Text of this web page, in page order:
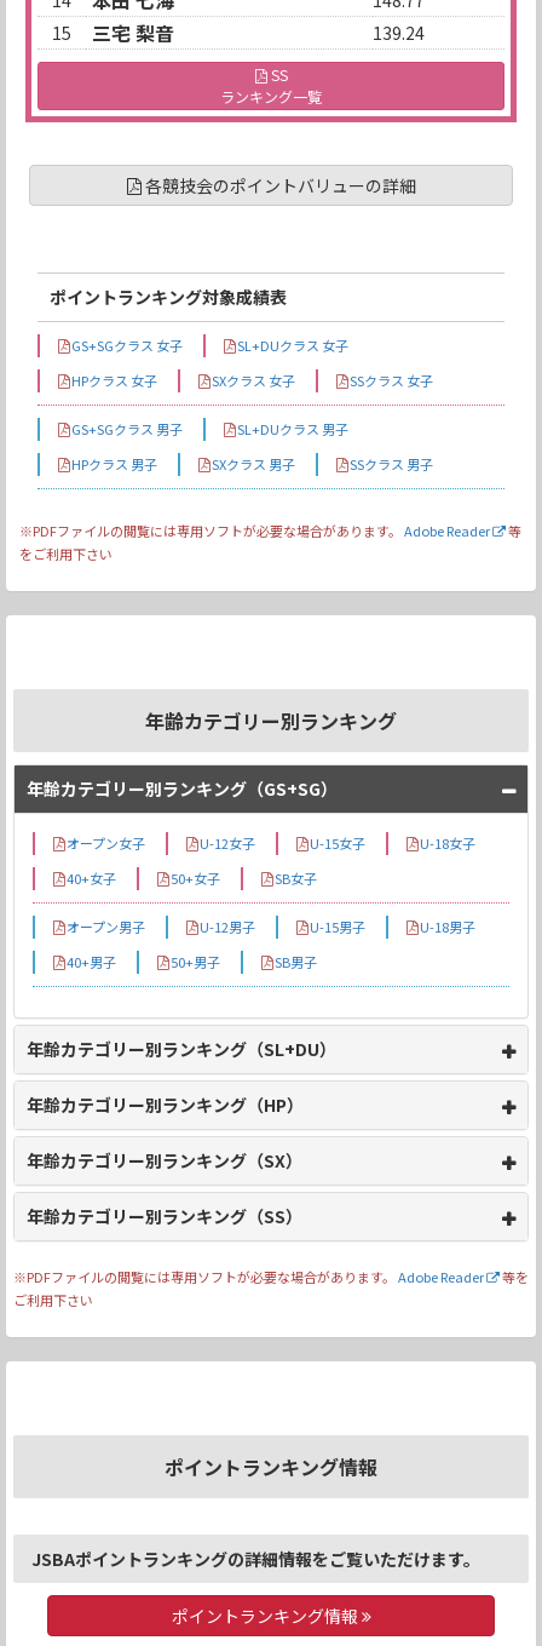
15
三宅 梨音 139.24
SS
ランキング一覧
各競技会のポイントバリューの詳細
ポイントランキング対象成績表
GS+SGクラス 女子
SL+DUクラス 女子
HPクラス 女子
SXクラス 女子 SSクラス 女子
GS+SGクラス 男子
SL+DUクラス 男子
HPクラス 男子
SXクラス 男子 SSクラス 男子
※PDFファイルの閲覧には専用ソフトが必要な場合があります。 Adobe Reader
等
をご利用下さい
年齢カテゴリー別ランキング
年齢カテゴリー別ランキング（GS+SG）
オープン女子 U-12女子 U-15女子
U-18女子
40+女子
50+女子 SB女子
オープン男子 U-12男子 U-15男子
U-18男子
40+男子
50+男子 SB男子
年齢カテゴリー別ランキング（SL+DU）
年齢カテゴリー別ランキング（HP）
年齢カテゴリー別ランキング（SX）
年齢カテゴリー別ランキング（SS）
※PDFファイルの閲覧には専用ソフトが必要な場合があります。 Adobe Reader
等を
ご利用下さい
ポイントランキング情報
JSBAポイントランキングの詳細情報をご覧いただけます。
ポイントランキング情報